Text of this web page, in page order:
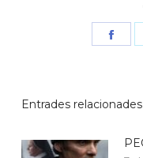
Entrades relacionades